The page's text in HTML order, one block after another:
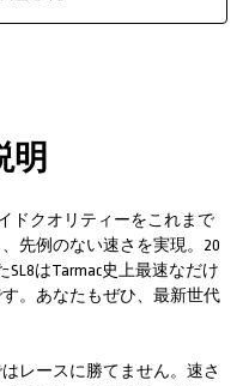
明
ドクオリティーをこれまで
先例のない速さを実現。20
はTarmac史上最速なだけ
。あなたもぜひ、最新世代
レースに勝てません。速さ